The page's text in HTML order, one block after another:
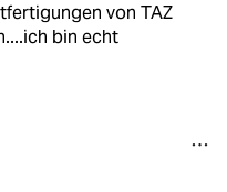
von TAZ
bin echt